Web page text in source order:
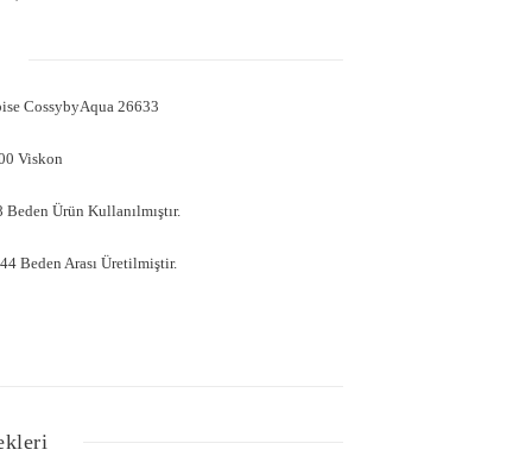
CossybyAqua 26633
Viskon
Ürün Kullanılmıştır.
Beden Arası Üretilmiştir.
Bu ürüne ilk yorumu siz yapın!